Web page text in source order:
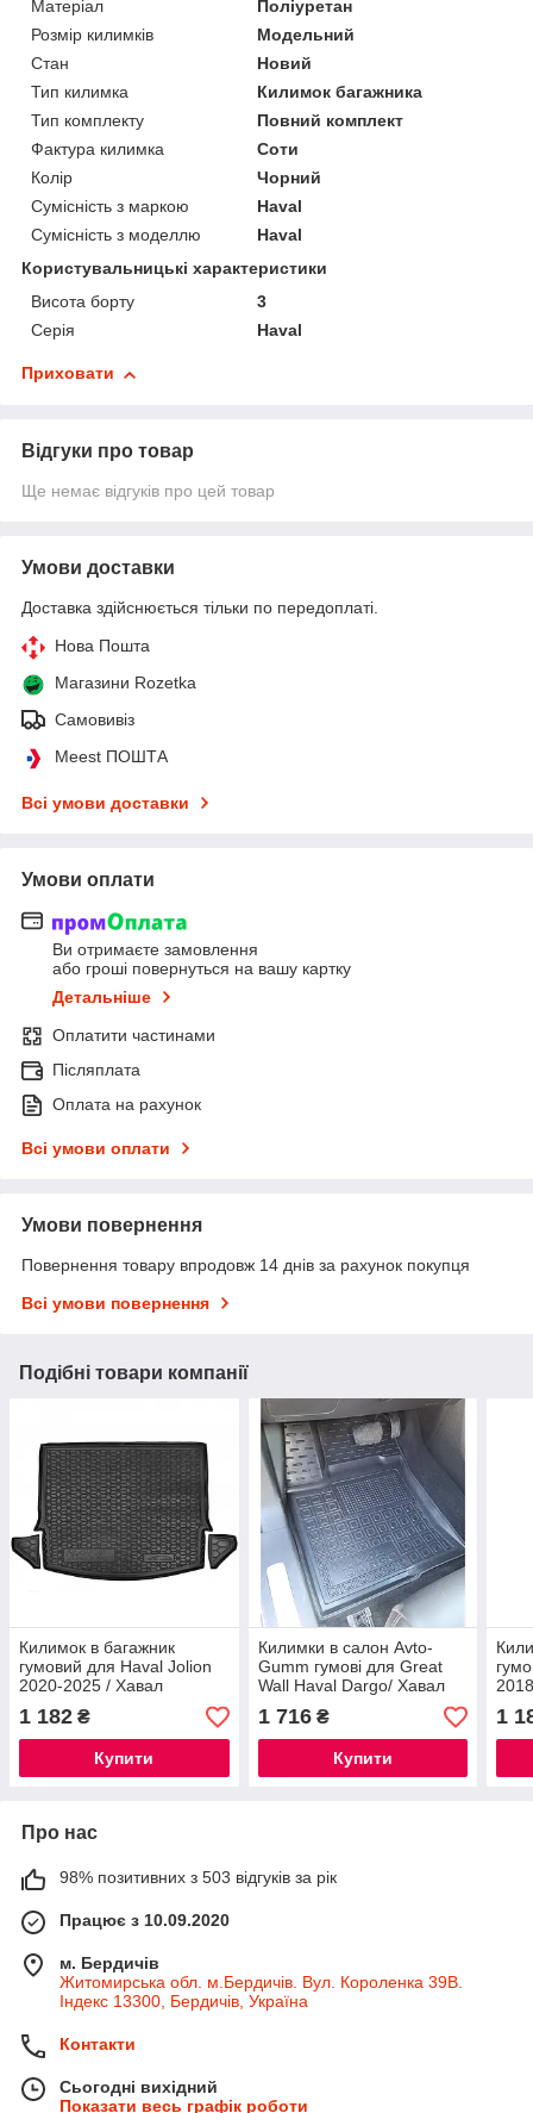
Матеріал
Поліуретан
Розмір килимків
Модельний
Стан
Новий
Тип килимка
Килимок багажника
Тип комплекту
Повний комплект
Фактура килимка
Соти
Колір
Чорний
Сумісність з маркою
Haval
Сумісність з моделлю
Haval
Користувальницькі характеристики
Висота борту
3
Серія
Haval
Приховати
Відгуки про товар
Ще немає відгуків про цей товар
Умови доставки
Доставка здійснюється тільки по передоплаті.
Нова Пошта
Магазини Rozetka
Самовивіз
Meest ПОШТА
Всі умови доставки
Умови оплати
Ви отримаєте замовлення
або гроші повернуться на вашу картку
Детальніше
Оплатити частинами
Післяплата
Оплата на рахунок
Всі умови оплати
Умови повернення
Повернення товару впродовж 14 днів за рахунок покупця
Всі умови повернення
Подібні товари компанії
Килимок в багажник
гумовий для Haval Jolion
2020-2025 / Хавал
Джоліон автогум
1 182 ₴
Купити
Килимки в салон Avto-
Gumm гумові для Great
Wall Haval Dargo/ Хавал
Дарго
1 716₴
Купити
1
Про нас
98% позитивних з 503 відгуків за рік
Працює з 10.09.2020
м. Бердичів
Житомирська обл. м.Бердичів. Вул. Короленка 39В.
Індекс 13300, Бердичів, Україна
Контакти
Сьогодні вихідний
Показати весь графік роботи